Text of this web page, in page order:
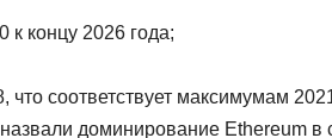
к концу 2026 года;
соответствует максимумам
доминирование Ethereum в